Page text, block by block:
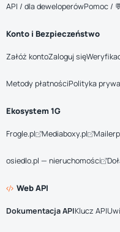
API / dla deweloperówPomoc /
Konto i Bezpieczeństwo
Załóż kontoZaloguj się
Metody płatnościPolityka
Ekosystem 1G
Frogle.pl Mediaboxy.pl
osiedlo.pl — nieruchomości
Web API
Dokumentacja APIKlucz API